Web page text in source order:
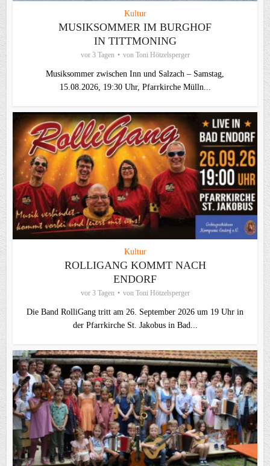
Kultur
MUSIKSOMMER IM BURGHOF
IN TITTMONING
vor 3 Tagen von Toni Hötzelsperger
Musiksommer zwischen Inn und Salzach – Samstag,
15.08.2026, 19:30 Uhr, Pfarrkirche Mülln...
Kultur
ROLLIGANG KOMMT NACH
ENDORF
vor 3 Tagen von Toni Hötzelsperger
Die Band RolliGang tritt am 26. September 2026 um 19 Uhr in
der Pfarrkirche St. Jakobus in Bad...